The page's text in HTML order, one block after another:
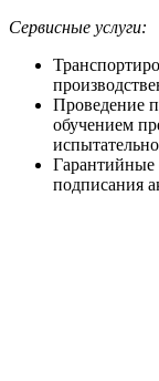
Сервисные услуги:
Проведение
обучением
Гарантийные
подписания